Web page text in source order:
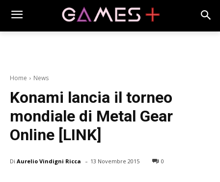
Home News
Konami lancia il torneo
mondiale di Metal Gear
Online [LINK]
Di Aurelio Vindigni Ricca - 13 Novembre 2015 0